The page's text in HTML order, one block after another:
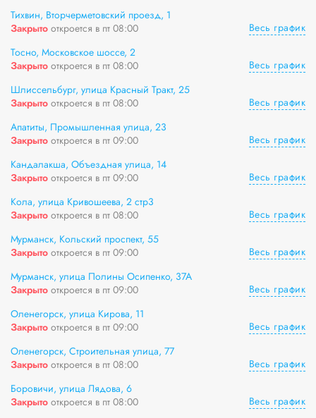
Тихвин, Вторчерметовский проезд, 1
Закрыто откроется в пт 08:00
Весь график
Тосно, Московское шоссе, 2
Закрыто откроется в пт 08:00
Весь график
Шлиссельбург, улица Красный Тракт, 25
Закрыто откроется в пт 08:00
Весь график
Апатиты, Промышленная улица, 23
Закрыто откроется в пт 09:00
Весь график
Кандалакша, Объездная улица, 14
Закрыто откроется в пт 09:00
Весь график
Кола, улица Кривошеева, 2 стр3
Закрыто откроется в пт 08:00
Весь график
Мурманск, Кольский проспект, 55
Закрыто откроется в пт 09:00
Весь график
Мурманск, улица Полины Осипенко, 37А
Закрыто откроется в пт 09:00
Весь график
Оленегорск, улица Кирова, 11
Закрыто откроется в пт 09:00
Весь график
Оленегорск, Строительная улица, 77
Закрыто откроется в пт 08:00
Весь график
Боровичи, улица Лядова, 6
Закрыто откроется в пт 08:00
Весь график